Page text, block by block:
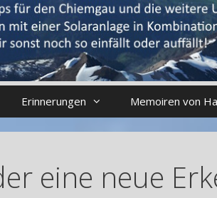
Erinnerungen Memoiren von
eine neue